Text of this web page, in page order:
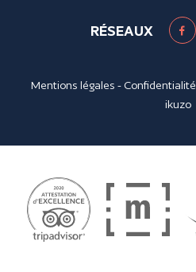
RÉSEAUX
Mentions légales - Confidentialité
ikuzo